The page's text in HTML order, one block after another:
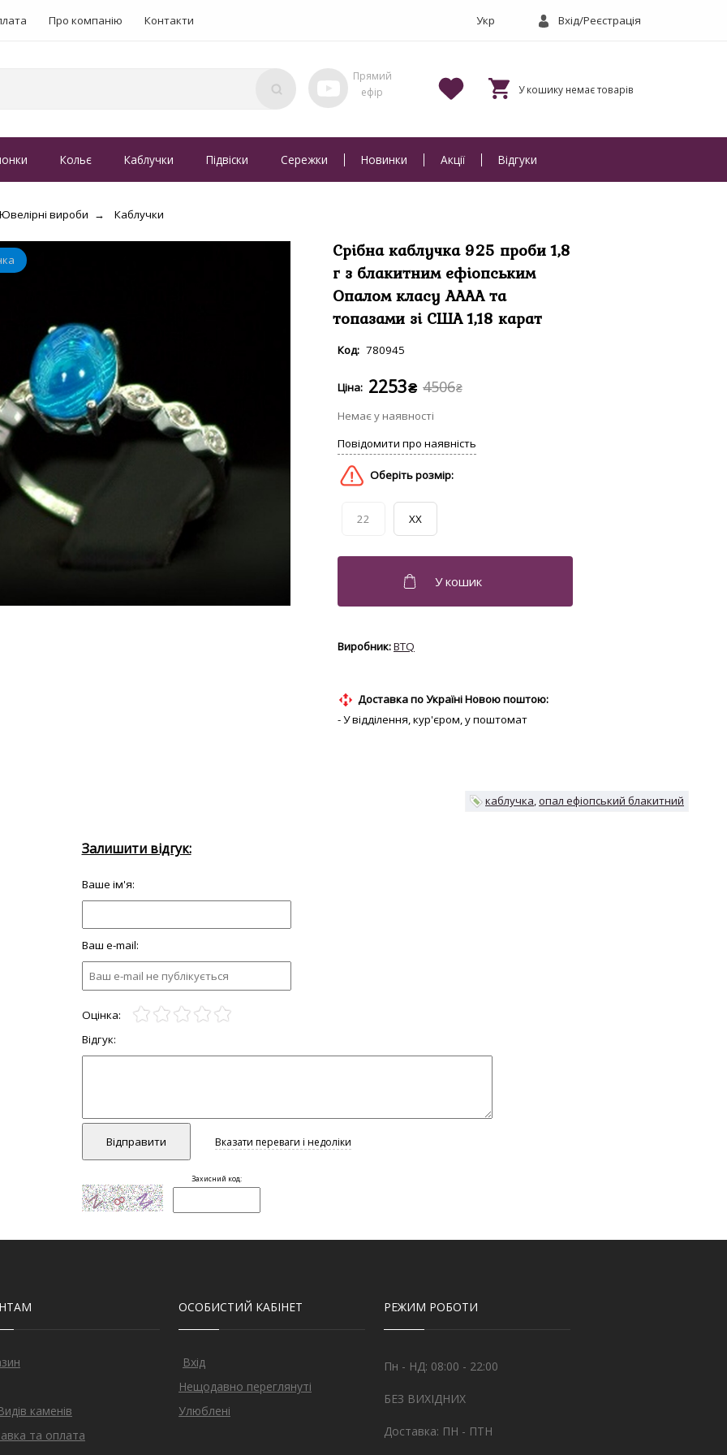
Про компанію Контакти Вхід/Реєстрація
Кольє Каблучки Підвіски Сережки Новинки Акції Відгуки
Ювелірні вироби Каблучки
Срібна каблучка 925 проби 1,8
г з блакитним ефіопським
Опалом класу АААА та
топазами зі США 1,18 карат
780945
4506₴
2253₴
22 XX
BTQ
Доставка по Україні Новою поштою:
- У відділення, кур'єром, у поштомат
каблучка опал ефіопський блакитний
каменів
та оплата
ОСОБИСТИЙ КАБІНЕТ
Вхід
Нещодавно переглянуті
Улюблені
РЕЖИМ РОБОТИ
Пн - НД: 08:00 - 22:00
БЕЗ ВИХІДНИХ
Доставка: ПН - ПТН